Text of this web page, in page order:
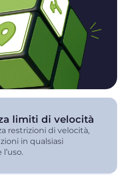
limiti di velocità
restrizioni di velocità,
in qualsiasi